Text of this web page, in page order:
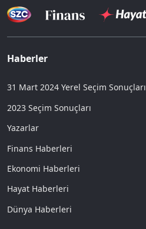
Haberler
31 Mart 2024 Yerel Seçim Sonuçları
2023 Seçim Sonuçları
Yazarlar
Finans Haberleri
Ekonomi Haberleri
Hayat Haberleri
Dünya Haberleri